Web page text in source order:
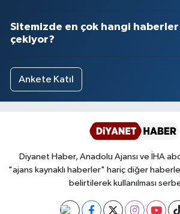
Sitemizde en çok hangi
çekiyor?
Ankete Katıl
Diyanet Haber, Anadolu Ajansı ve İHA
"ajans kaynaklı haberler" hariç diğer
belirtilerek kullanılması